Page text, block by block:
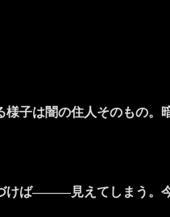
子は闇の住人そのもの。
ば―――見えてしまう。